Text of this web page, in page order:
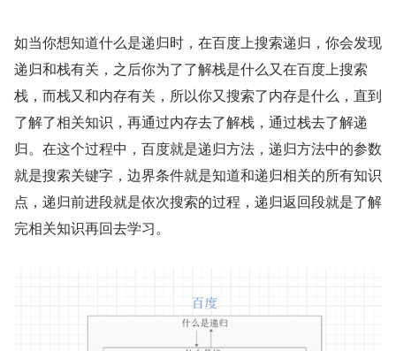
如当你想知道什么是递归时，在百度上搜索递归，你会发现
递归和栈有关，之后你为了了解栈是什么又在百度上搜索
栈，而栈又和内存有关，所以你又搜索了内存是什么，直到
了解了相关知识，再通过内存去了解栈，通过栈去了解递
归。在这个过程中，百度就是递归方法，递归方法中的参数
就是搜索关键字，边界条件就是知道和递归相关的所有知识
点，递归前进段就是依次搜索的过程，递归返回段就是了解
完相关知识再回去学习。